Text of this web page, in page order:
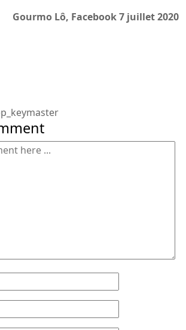
Gourmo Lô, Facebook 7 juillet 2020